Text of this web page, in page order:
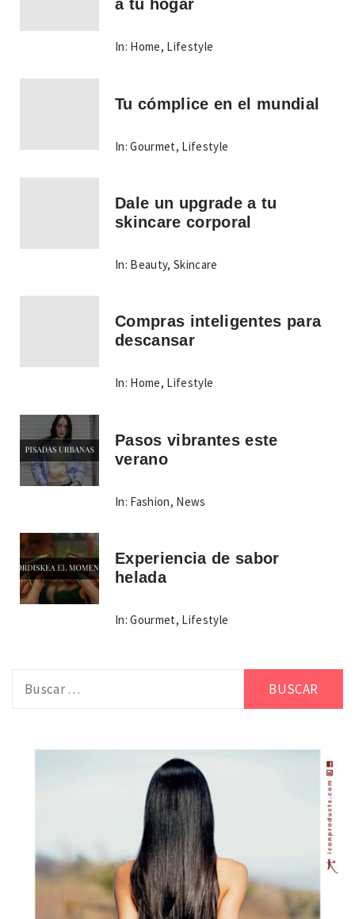
a tu hogar
In: Home, Lifestyle
Tu cómplice en el mundial
In: Gourmet, Lifestyle
Dale un upgrade a tu
skincare corporal
In: Beauty,Skincare
Compras inteligentes para
descansar
In: Home, Lifestyle
Pasos vibrantes este
verano
In: Fashion, News
Experiencia de sabor
helada
In: Gourmet, Lifestyle